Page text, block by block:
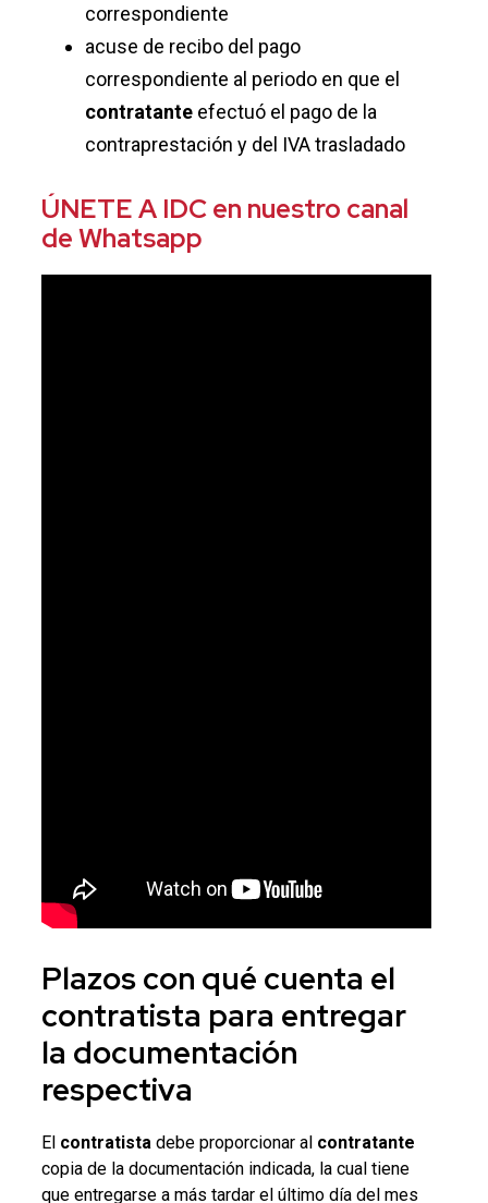
correspondiente
acuse de recibo del pago
correspondiente al periodo en que el
contratanteefectuó el pago de la
contraprestación y del IVA trasladado
ÚNETE A IDC en nuestro canal
de Whatsapp
Plazos con qué cuenta el
contratista para entregar
la documentación
respectiva
El contratista debe proporcionar al contratante
copia de la documentación indicada, la cual tiene
que entregarse a más tardar el último día del mes